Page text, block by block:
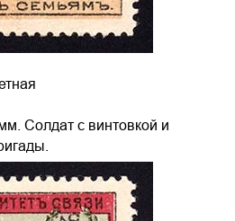
Солдат с винтовкой и